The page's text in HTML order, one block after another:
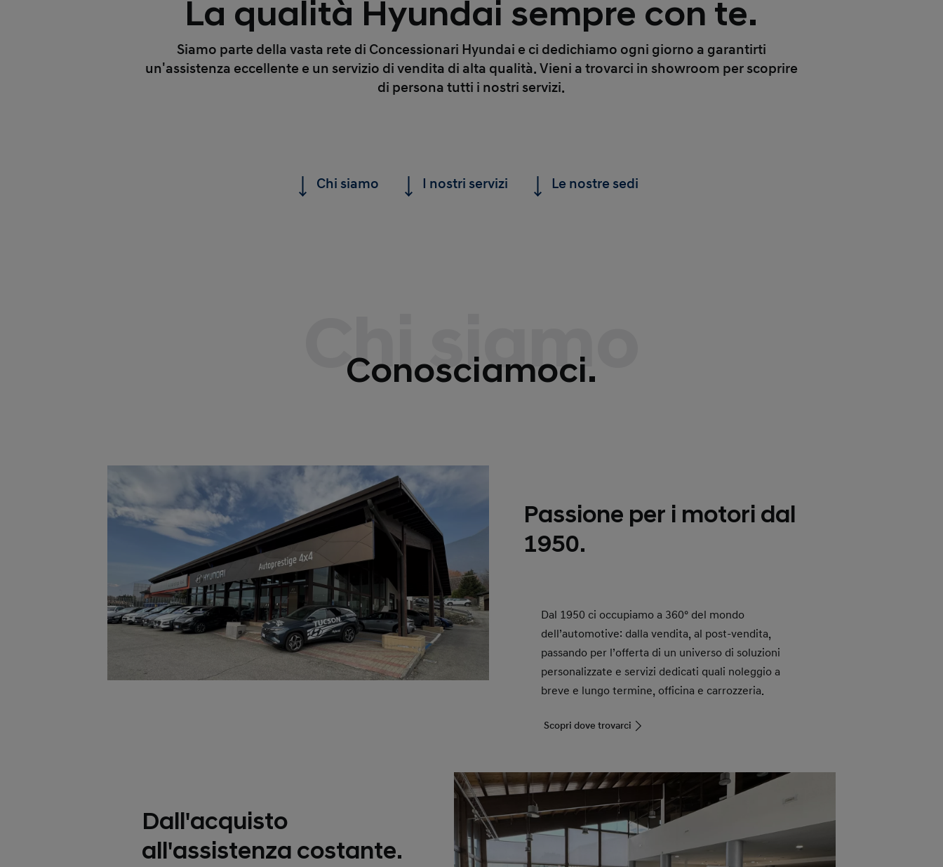
La qualità Hyundai sempre con te.
Siamo parte della vasta rete di Concessionari Hyundai e ci dedichiamo ogni giorno a garantirti
un'assistenza eccellente e un servizio di vendita di alta qualità. Vieni a trovarci in showroom per scoprire
di persona tutti i nostri servizi.
Chi siamo I nostri servizi Le nostre sedi
Chi siamo
Conosciamoci.
Passione per i motori dal
1950.
Dal 1950 ci occupiamo a 360° del mondo
dell’automotive: dalla vendita, al post-vendita,
passando per l’offerta di un universo di soluzioni
personalizzate e servizi dedicati quali noleggio a
breve e lungo termine, officina e carrozzeria.
Scopri dove trovarci
Dall'acquisto
all'assistenza costante.